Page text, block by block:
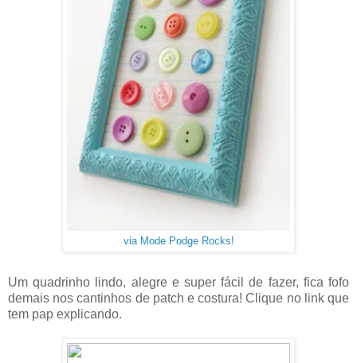
via Mode Podge Rocks!
Um quadrinho lindo, alegre e super fácil de fazer, fica fofo
demais nos cantinhos de patch e costura! Clique no link que
tem pap explicando.